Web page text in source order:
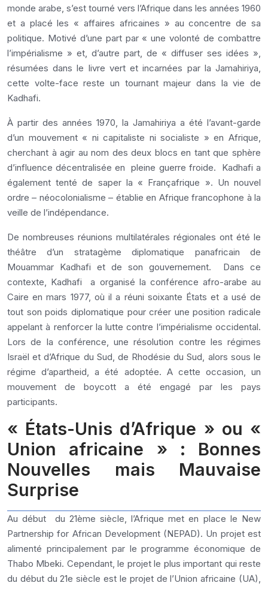
monde arabe, s’est tourné vers l’Afrique dans les années 1960
et a placé les « affaires africaines » au concentre de sa
politique. Motivé d’une part par « une volonté de combattre
l’impérialisme » et, d’autre part, de « diffuser ses idées »,
résumées dans le livre vert et incarnées par la Jamahiriya,
cette volte-face reste un tournant majeur dans la vie de
Kadhafi.
À partir des années 1970, la Jamahiriya a été l’avant-garde
d’un mouvement « ni capitaliste ni socialiste » en Afrique,
cherchant à agir au nom des deux blocs en tant que sphère
d’influence décentralisée en pleine guerre froide. Kadhafi a
également tenté de saper la « Françafrique ». Un nouvel
ordre – néocolonialisme – établie en Afrique francophone à la
veille de l’indépendance.
De nombreuses réunions multilatérales régionales ont été le
théâtre d’un stratagème diplomatique panafricain de
Mouammar Kadhafi et de son gouvernement. Dans ce
contexte, Kadhafi a organisé la conférence afro-arabe au
Caire en mars 1977, où il a réuni soixante États et a usé de
tout son poids diplomatique pour créer une position radicale
appelant à renforcer la lutte contre l’impérialisme occidental.
Lors de la conférence, une résolution contre les régimes
Israël et d’Afrique du Sud, de Rhodésie du Sud, alors sous le
régime d’apartheid, a été adoptée. A cette occasion, un
mouvement de boycott a été engagé par les pays
participants.
« États-Unis d’Afrique » ou «
Union africaine » : Bonnes
Nouvelles mais Mauvaise
Surprise
Au début du 21ème siècle, l’Afrique met en place le New
Partnership for African Development (NEPAD). Un projet est
alimenté principalement par le programme économique de
Thabo Mbeki. Cependant, le projet le plus important qui reste
du début du 21e siècle est le projet de l’Union africaine (UA),